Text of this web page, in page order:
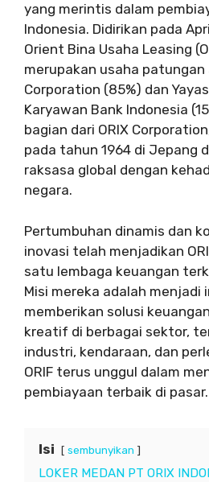
yang merintis dalam
Indonesia. Didirikan pada
Orient Bina Usaha Leasing
merupakan usaha patungan
Corporation (85%) dan
Karyawan Bank Indonesia
bagian dari ORIX
pada tahun 1964 di Jepang
raksasa global dengan
negara.
Pertumbuhan dinamis dan
inovasi telah menjadikan
satu lembaga keuangan
Misi mereka adalah menjadi
memberikan solusi
kreatif di berbagai sektor,
industri, kendaraan, dan
ORIF terus unggul dalam
pembiayaan terbaik di pasar.
Isi sembunyikan
LOKER MEDAN PT ORIX